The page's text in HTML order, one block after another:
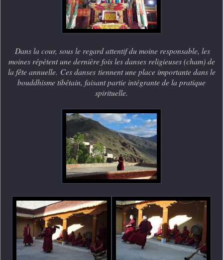
Dans la cour, sous le regard attentif du moine responsable, les
moines répètent une dernière fois les danses religieuses (cham) de
la fête annuelle. Ces danses tiennent une place importante dans le
bouddhisme tibétain, faisant partie intégrante de la pratique
spirituelle.